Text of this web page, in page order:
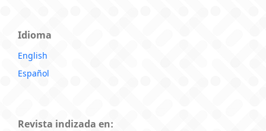
Idioma
English
Español
Revista indizada en: